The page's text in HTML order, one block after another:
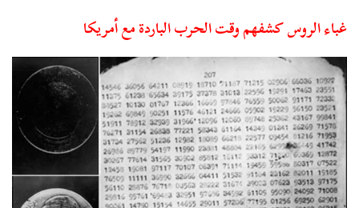
غباء الروس كشفهم وقت الحرب الباردة مع أمريكا